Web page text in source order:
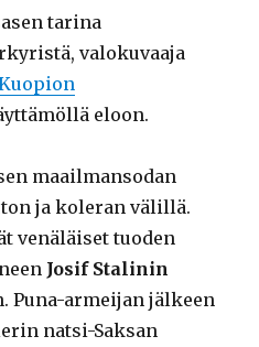
tarina
valokuvaaja
eloon.
maailmansodan
ja koleran välillä.
venäläiset tuoden
Josif Stalinin
Puna-armeijan jälkeen
natsi-Saksan